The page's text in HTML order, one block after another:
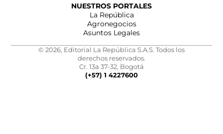
NUESTROS PORTALES
La República
Agronegocios
Asuntos Legales
© 2026, Editorial La República S.A.S. Todos los
derechos reservados.
Cr. 13a 37-32, Bogotá
(+57) 1 4227600